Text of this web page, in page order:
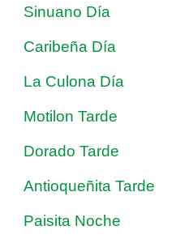
Sinuano Día
Caribeña Día
La Culona Día
Motilon Tarde
Dorado Tarde
Antioqueñita Tarde
Paisita Noche